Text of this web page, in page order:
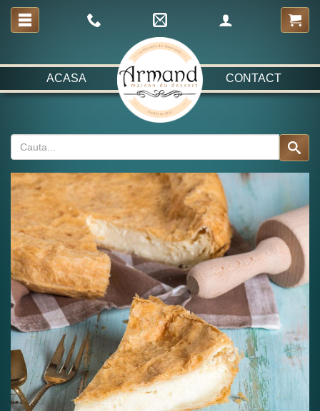
ACASA CONTACT